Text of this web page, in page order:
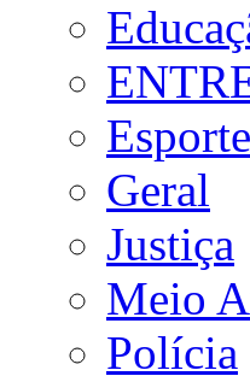
Esporte
Geral
Justiça
Meio
Polícia